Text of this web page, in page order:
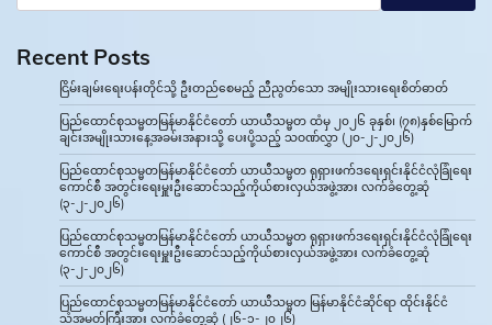
Recent Posts
ငြိမ်းချမ်းရေးပန်းတိုင်သို့ ဦးတည်စေမည့် ညီညွတ်သော အမျိုးသားရေးစိတ်ဓာတ်
ပြည်ထောင်စုသမ္မတမြန်မာနိုင်ငံတော် ယာယီသမ္မတ ထံမှ ၂၀၂၆ ခုနှစ်၊ (၇၈)နှစ်မြောက်
ချင်းအမျိုးသားနေ့အခမ်းအနားသို့ ပေးပို့သည့် သဝဏ်လွှာ (၂၀-၂-၂၀၂၆)
ပြည်ထောင်စုသမ္မတမြန်မာနိုင်ငံတော် ယာယီသမ္မတ ရုရှားဖက်ဒရေးရှင်းနိုင်ငံလုံခြုံရေး
ကောင်စီ အတွင်းရေးမှူးဦးဆောင်သည့်ကိုယ်စားလှယ်အဖွဲ့အား လက်ခံတွေ့ဆုံ
(၃-၂-၂၀၂၆)
ပြည်ထောင်စုသမ္မတမြန်မာနိုင်ငံတော် ယာယီသမ္မတ ရုရှားဖက်ဒရေးရှင်းနိုင်ငံလုံခြုံရေး
ကောင်စီ အတွင်းရေးမှူးဦးဆောင်သည့်ကိုယ်စားလှယ်အဖွဲ့အား လက်ခံတွေ့ဆုံ
(၃-၂-၂၀၂၆)
ပြည်ထောင်စုသမ္မတမြန်မာနိုင်ငံတော် ယာယီသမ္မတ မြန်မာနိုင်ငံဆိုင်ရာ ထိုင်းနိုင်ငံ
သံအမတ်ကြီးအား လက်ခံတွေ့ဆုံ (၂၆-၁-၂၀၂၆)